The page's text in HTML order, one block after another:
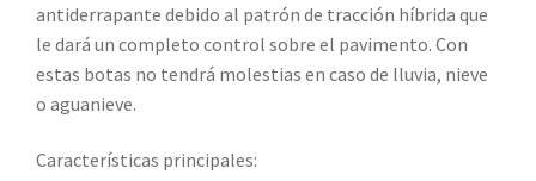
antiderrapante debido al patrón de tracción híbrida que
le dará un completo control sobre el pavimento. Con
estas botas no tendrá molestias en caso de lluvia, nieve
o aguanieve.
Características principales: